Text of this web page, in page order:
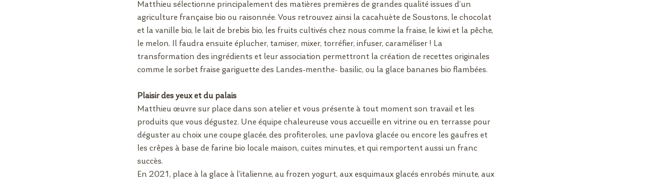
Matthieu sélectionne principalement des matières premières de grandes qualité issues d’un
agriculture française bio ou raisonnée. Vous retrouvez ainsi la cacahuète de Soustons, le chocolat
et la vanille bio, le lait de brebis bio, les fruits cultivés chez nous comme la fraise, le kiwi et la pêche,
le melon. Il faudra ensuite éplucher, tamiser, mixer, torréfier, infuser, caraméliser ! La
transformation des ingrédients et leur association permettront la création de recettes originales
comme le sorbet fraise gariguette des Landes-menthe- basilic, ou la glace bananes bio flambées.
Plaisir des yeux et du palais
Matthieu œuvre sur place dans son atelier et vous présente à tout moment son travail et les
produits que vous dégustez. Une équipe chaleureuse vous accueille en vitrine ou en terrasse pour
déguster au choix une coupe glacée, des profiteroles, une pavlova glacée ou encore les gaufres et
les crêpes à base de farine bio locale maison, cuites minutes, et qui remportent aussi un franc
succès.
En 2021, place à la glace à l’italienne, au frozen yogurt, aux esquimaux glacés enrobés minute, aux